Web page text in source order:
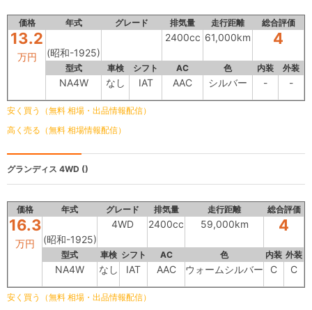
価格 年式 グレード 排気量 走行距離 総合評価
13.2
万円 (昭和-1925)
2400cc 61,000km 4
型式 車検 シフト AC 色 内装 外装
NA4W なし IAT AAC シルバー - -
安く買う（無料 相場・出品情報配信）
高く売る（無料 相場情報配信）
グランディス 4WD ()
価格 年式 グレード 排気量 走行距離 総合評価
16.3
万円 (昭和-1925)
4WD 2400cc 59,000km 4
型式 車検 シフト AC 色 内装 外装
NA4W なし IAT AAC ウォームシルバー C C
安く買う（無料 相場・出品情報配信）